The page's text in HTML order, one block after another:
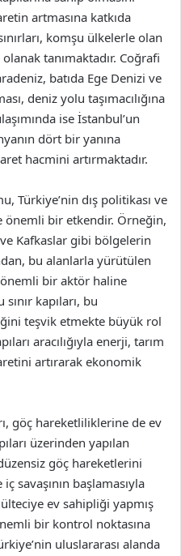
artmasına katkıda
komşu ülkelerle olan
tanımaktadır. Coğrafi
batıda Ege Denizi ve
deniz yolu taşımacılığına
ise İstanbul’un
dört bir yanına
hacmini artırmaktadır.
Türkiye’nin dış politikası ve
bir etkendir. Örneğin,
Kafkaslar gibi bölgelerin
bu alanlarla yürütülen
önemli bir aktör haline
kapıları, bu
teşvik etmekte büyük rol
aracılığıyla enerji, tarım
artırarak ekonomik
göç hareketliliklerine de ev
üzerinden yapılan
göç hareketlerini
savaşının başlamasıyla
ev sahipliği yapmış
bir kontrol noktasına
uluslararası alanda